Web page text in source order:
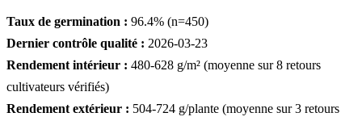
Taux de germination : 96.4% (n=450)
Dernier contrôle qualité : 2026-03-23
Rendement intérieur : 480-628 g/m² (moyenne sur8 retours
cultivateurs vérifiés)
Rendement extérieur : 504-724 g/plante (moyenne sur3 retours